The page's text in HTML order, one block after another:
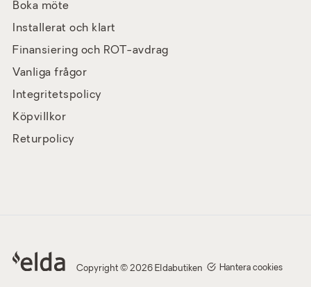
Boka möte
Installerat och klart
Finansiering och ROT-avdrag
Vanliga frågor
Integritetspolicy
Köpvillkor
Returpolicy
Copyright © 2026 Eldabutiken Hantera cookies